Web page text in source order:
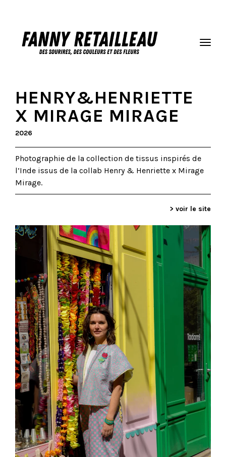
HENRY&HENRIETTE
X MIRAGE MIRAGE
2026
Photographie de la collection de tissus inspirés de
l’Inde issus de la collab Henry & Henriette x Mirage
Mirage.
> voir le site